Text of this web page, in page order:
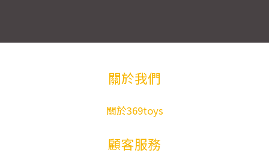
關於我們
關於369toys
顧客服務